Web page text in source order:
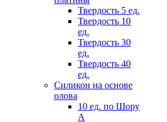
Твердость 5 ед.
Твердость 10
ед.
Твердость 30
ед.
Твердость 40
ед.
Силикон на основе
олова
10 ед. по Шору
А